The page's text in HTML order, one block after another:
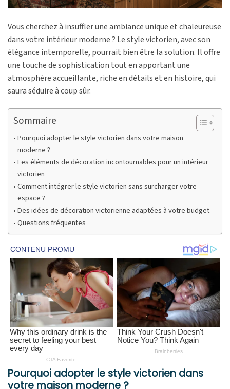
Vous cherchez à insuffler une ambiance unique et chaleureuse
dans votre intérieur moderne ? Le style victorien, avec son
élégance intemporelle, pourrait bien être la solution. Il offre
une touche de sophistication tout en apportant une
atmosphère accueillante, riche en détails et en histoire, qui
saura séduire à coup sûr.
Sommaire
Pourquoi adopter le style victorien dans votre maison
moderne ?
Les éléments de décoration incontournables pour un intérieur
victorien
Comment intégrer le style victorien sans surcharger votre
espace ?
Des idées de décoration victorienne adaptées à votre budget
Questions fréquentes
Pourquoi adopter le style victorien dans
votre maison moderne ?